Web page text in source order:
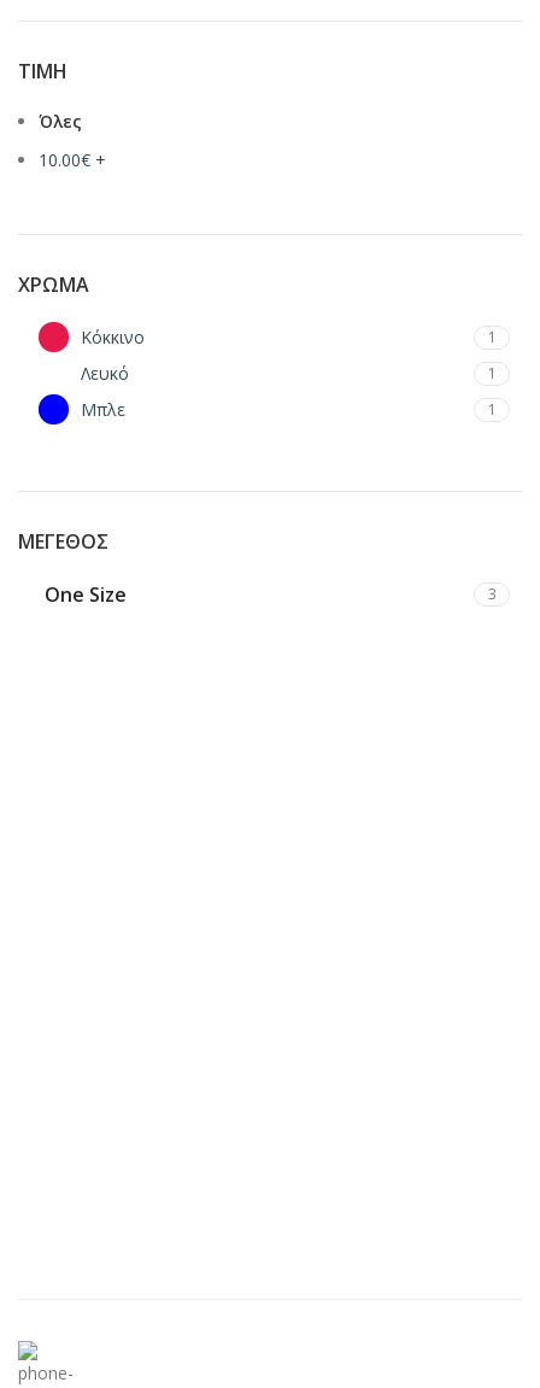
ΤΙΜΉ
Όλες
10.00€ +
ΧΡΏΜΑ
Κόκκινο 1
Λευκό 1
Μπλε 1
ΜΈΓΕΘΟΣ
One Size
3